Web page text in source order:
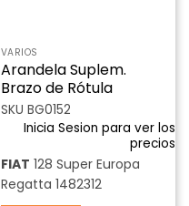
VARIOS
Arandela Suplem.
Brazo de Rótula
SKU BG0152
Inicia Sesion para ver los
precios
FIAT 128 Super Europa
Regatta 1482312